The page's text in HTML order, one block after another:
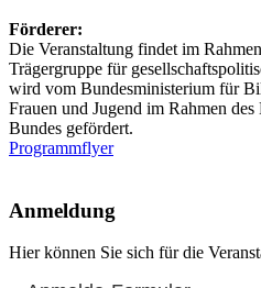
Förderer:
Die Veranstaltung findet im
Trägergruppe für
wird vom Bundesministerium für
Frauen und Jugend im Rahmen
Bundes gefördert.
Programmflyer
Anmeldung
Hier können Sie sich für die